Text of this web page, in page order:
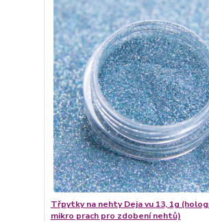
Třpytky na nehty Deja vu 13, 1g
mikro prach pro zdobení nehtů)